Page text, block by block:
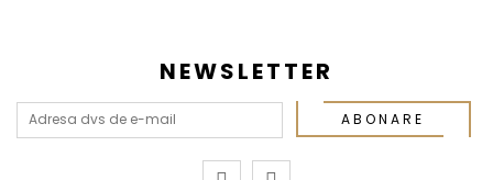
NEWSLETTER
ABONARE